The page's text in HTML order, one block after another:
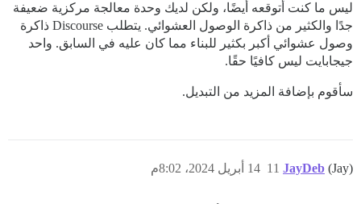
ليس ما كنت أتوقعه أيضًا، ولكن لديك وحدة معالجة مركزية ضعيفة
جدًا والكثير من ذاكرة الوصول العشوائي. يتطلب Discourse ذاكرة
وصول عشوائي أكبر بكثير للبناء مما كان عليه في السابق. واحد
جيجابايت ليس كافيًا حقًا.
سأقوم بإضافة المزيد من التبديل.
JayDeb (Jay) 14 أبريل 2024، 8:02م 11